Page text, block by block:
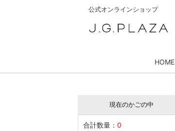
公式オンラインショップ
HOME
現在のかごの中
合計数量： 0